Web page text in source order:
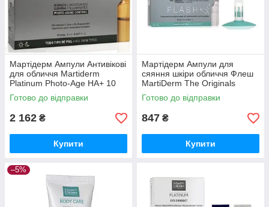
Мартідерм Ампули Антивікові
для обличчя Martiderm
Platinum Photo-Age HA+ 10
шт.
Готово до відправки
2 162 ₴
Купити
Мартідерм Ампули для
сяяння шкіри обличчя Флеш
MartiDerm The Originals
Flash, 5 ампул
Готово до відправки
847 ₴
Купити
–5%